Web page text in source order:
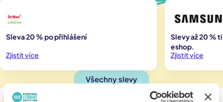
Sleva 20 % po přihlášení
Zjistit více
Slevy až 20 %
eshop.
Zjistit více
Všechny slevy